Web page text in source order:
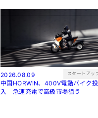
2026.08.09 スタートアッ
中国HORWIN、400V電動バイク投
入 急速充電で高級市場狙う